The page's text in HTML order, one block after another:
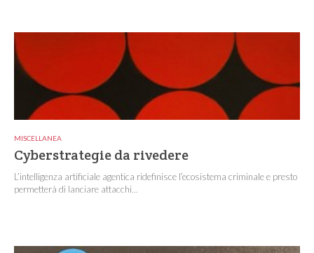
MISCELLANEA
Cyberstrategie da rivedere
L’intelligenza artificiale agentica ridefinisce l’ecosistema criminale e presto
permetterà di lanciare attacchi...